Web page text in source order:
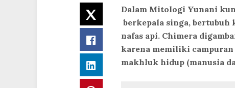
Twitter
Facebook
LinkedIn
Dalam Mitologi Yunani
berkepala singa, bertubuh
nafas api. Chimera
karena memiliki campuran
makhluk hidup (manusia